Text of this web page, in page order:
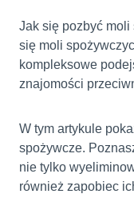
Jak się pozbyć
się moli
kompleksowe
znajomości
W tym artykule
spożywcze.
nie tylko
również zapobiec